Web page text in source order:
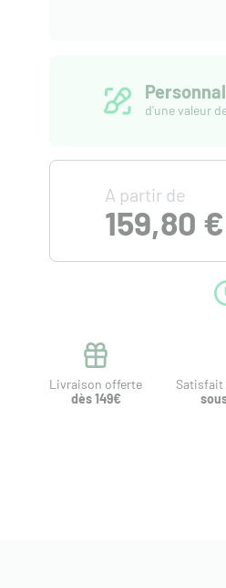
d'une valeur
A partir de
159,80 €
Livraison offerte
dès 149€
Satisfait